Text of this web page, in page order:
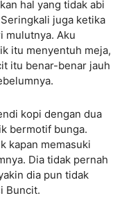
hal yang tidak abi
Seringkali juga ketika
mulutnya. Aku
itu menyentuh meja,
itu benar-benar jauh
kopi dengan dua
bermotif bunga.
kapan memasuki
Dia tidak pernah
dia pun tidak
Buncit.